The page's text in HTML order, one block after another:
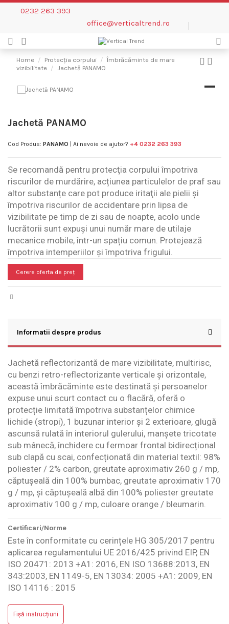
0232 263 393
office@verticaltrend.ro
Home Protecția corpului
Îmbrăcăminte de mare
vizibilitate
Jachetă PANAMO
Jachetă PANAMO
Cod Produs: PANAMO | Ai nevoie de ajutor? +4 0232 263 393
Se recomandă pentru protecţia corpului împotriva
riscurilor de murdărire, acțiunea particulelor de praf sau
altor substanțe care pot produce iritaţii ale pielii și
împotriva riscurilor de accidentare prin lipsa de
vizibilitate pe timp de zi sau de noapte, acolo unde
lucrătorii sunt expuși unui număr mare de utilaje
mecanice mobile, într-un spațiu comun. Protejează
împotriva intemperiilor și împotriva frigului.
Cerere oferta de preț
Informatii despre produs
Jachetă reflectorizantă de mare vizibilitate, multirisc,
cu benzi retro-reflectorizante verticale și orizontale,
această îmbrăcăminte este destinată și persoanelor
expuse unui scurt contact cu o flacără, oferă o
protecție limitată împotriva substanțelor chimice
lichide (stropi), 1 buzunar interior și 2 exterioare, glugă
ascunsă rulată în interiorul gulerului, manșete tricotate
sub mânecă, închidere cu fermoar frontal bidirecțional
sub clapă cu scai, confecționată din material textil: 98%
poliester / 2% carbon, greutate aproximativ 260 g / mp,
căptușeală din 100% bumbac, greutate aproximativ 170
g / mp, și căptușeală albă din 100% poliester greutate
aproximativ 100 g / mp, culoare orange / bleumarin.
Certificari/Norme
Este în conformitate cu cerințele HG 305/2017 pentru
aplicarea regulamentului UE 2016/425 privind EIP, EN
ISO 20471: 2013 +A1: 2016, EN ISO 13688:2013, EN
343:2003, EN 1149-5, EN 13034: 2005 +A1: 2009, EN
ISO 14116 : 2015
Fișă instrucțiuni